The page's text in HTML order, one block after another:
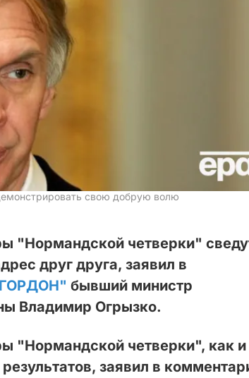
свою добрую волю
"Нормандской четверки"
друг друга, заявил в
бывший министр
Владимир Огрызко.
"Нормандской четверки", как и
заявил в